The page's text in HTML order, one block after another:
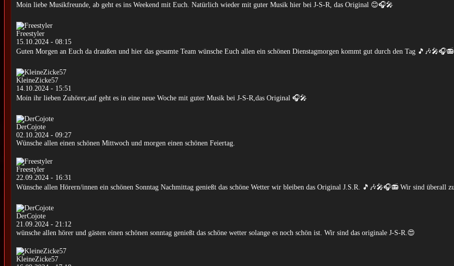
Moin liebe Musikfreunde, ab geht es ins Weekend mit Euch. Natürlich wieder mit guter Musik hier bei J-S-R, das Original 😊🎧🎤
Freestyler
15.10.2024 - 08:15
Guten Morgen an Euch da draußen und hier das gesamte Team wünsche Euch allen ein schönen Dienstagmorgen kommt gut durch den Tag
KleineZicke57
14.10.2024 - 15:51
Moin ihr lieben Zuhörer,auf geht es in eine neue Woche mit guter Musik bei J-S-R,das Original 🎧🎤
DerCojote
02.10.2024 - 09:27
Wünsche allen einen schönen Mittwoch und morgen einen schönen Feiertag.
Freestyler
22.09.2024 - 16:31
Wünsche allen Hörern/innen ein schönen Sonntag Nachmittag genießt das schöne Wetter wir bleiben das Original J.S.R. 🎵🎶🎤🎧📻 Wir sind überall
DerCojote
21.09.2024 - 21:12
wünsche allen hörer und gästen einen schönen sonntag genießt das schöne wetter solange es noch schön ist. Wir sind das originale J-S-R.😍
KleineZicke57